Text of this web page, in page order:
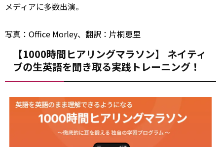
メディアに多数出演。
写真：Office Morley、翻訳：片桐恵里
【1000時間ヒアリングマラソン】 ネイティ
ブの生英語を聞き取る実践トレーニング！